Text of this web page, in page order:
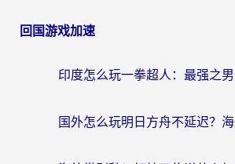
回国游戏加速